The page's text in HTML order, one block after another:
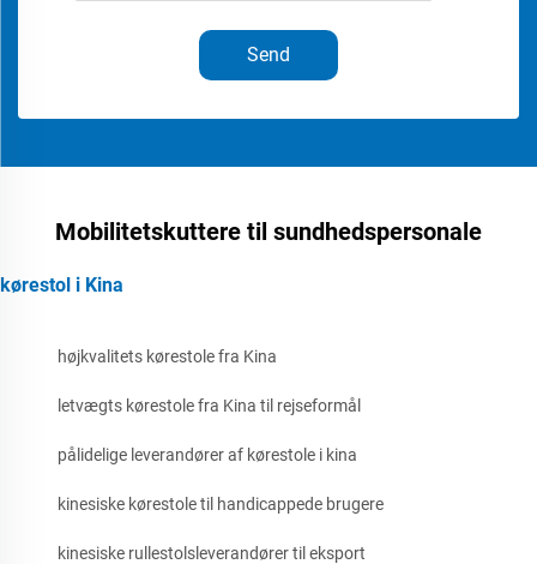
Send
Mobilitetskuttere til sundhedspersonale
kørestol i Kina
højkvalitets kørestole fra Kina
letvægts kørestole fra Kina til rejseformål
pålidelige leverandører af kørestole i kina
kinesiske kørestole til handicappede brugere
kinesiske rullestolsleverandører til eksport